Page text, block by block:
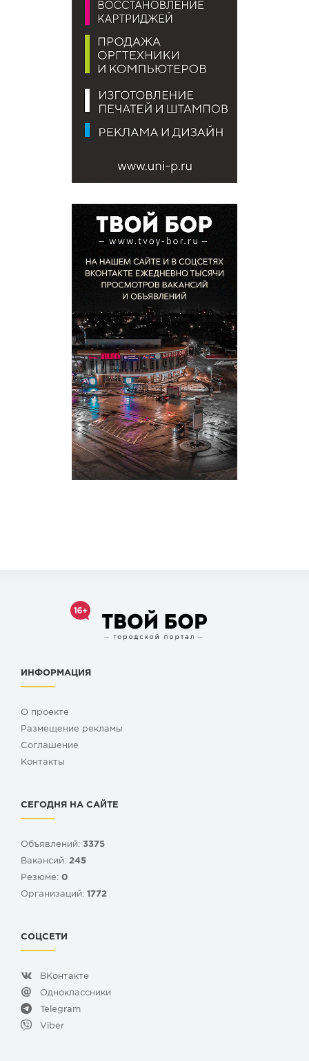
ИНФОРМАЦИЯ
О проекте
Размещение рекламы
Cоглашение
Контакты
СЕГОДНЯ НА САЙТЕ
Объявлений: 3375
Вакансий: 245
Резюме: 0
Организаций: 1772
СОЦСЕТИ
ВКонтакте
Одноклассники
Telegram
Viber